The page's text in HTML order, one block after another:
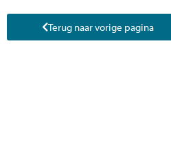
Terug naar vorige pagina